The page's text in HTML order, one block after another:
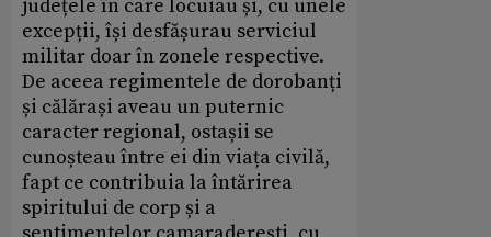
județele în care locuiau și, cu unele
excepții, își desfășurau serviciul
militar doar în zonele respective.
De aceea regimentele de dorobanți
și călărași aveau un puternic
caracter regional, ostașii se
cunoșteau între ei din viața civilă,
fapt ce contribuia la întărirea
spiritului de corp și a